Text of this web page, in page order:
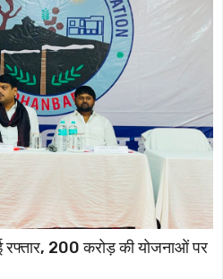
रफ्तार, 200 करोड़ की योजनाओं पर